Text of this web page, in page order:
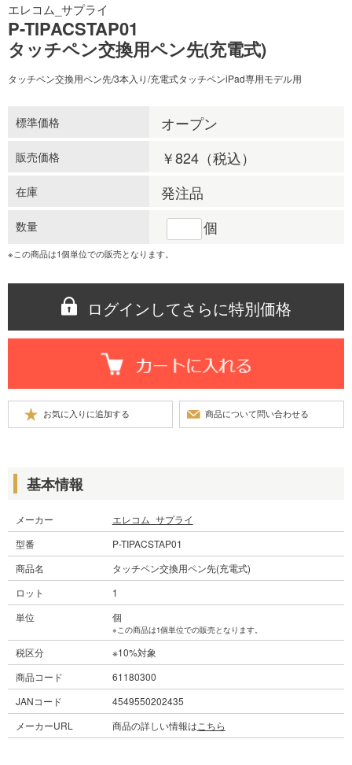
エレコム_サプライ
P-TIPACSTAP01
タッチペン交換用ペン先(充電式)
タッチペン交換用ペン先/3本入り/充電式タッチペンiPad専用モデル用
標準価格 オープン
販売価格 ￥824（税込）
在庫 発注品
数量 個
※この商品は1個単位での販売となります。
ログインしてさらに特別価格
基本情報
メーカー
エレコム_サプライ
型番
P-TIPACSTAP01
商品名
タッチペン交換用ペン先(充電式)
ロット
1
単位
個
※この商品は1個単位での販売となります。
税区分
※10%対象
商品コード
61180300
JANコード
4549550202435
メーカーURL
商品の詳しい情報は こちら